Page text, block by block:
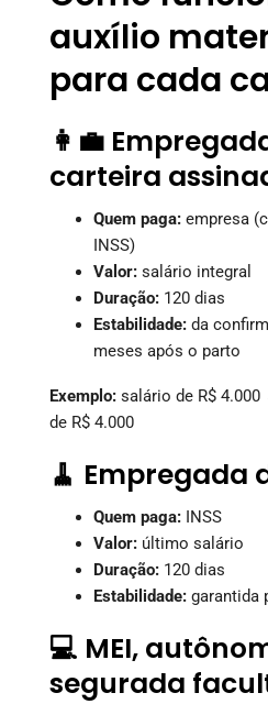
auxílio
para cada
👩‍💼
carteira
Quem paga: empresa
INSS)
Valor: salário integral
Duração: 120 dias
Estabilidade: da
meses após o parto
Exemplo: salário de R$
de R$ 4.000
🧹 Empregada
Quem paga: INSS
Valor: último salário
Duração: 120 dias
Estabilidade: garantida
💻 MEI,
segurada